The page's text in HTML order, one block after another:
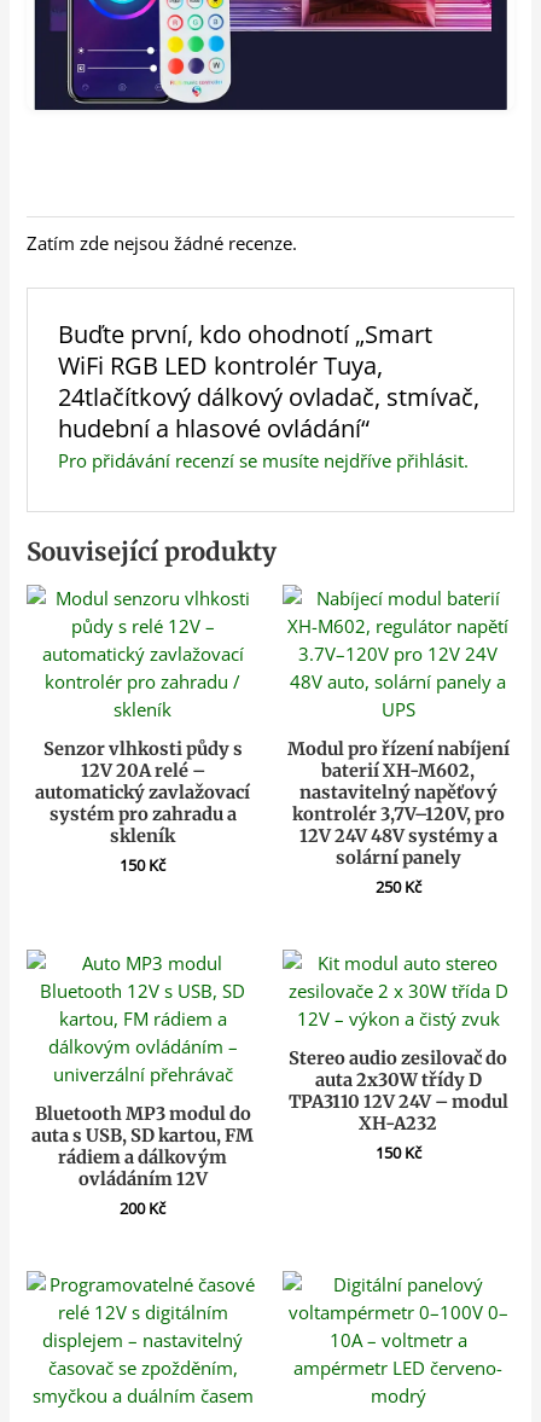
Zatím zde nejsou žádné recenze.
Buďte první, kdo ohodnotí „Smart
WiFi RGB LED kontrolér Tuya,
24tlačítkový dálkový ovladač, stmívač,
hudební a hlasové ovládání“
Pro přidávání recenzí se musíte nejdříve přihlásit.
Související produkty
Senzor vlhkosti půdy s
12V 20A relé –
automatický zavlažovací
systém pro zahradu a
skleník
150Kč
Modul pro řízení nabíjení
baterií XH-M602,
nastavitelný napěťový
kontrolér 3,7V–120V, pro
12V 24V 48V systémy a
solární panely
250Kč
Bluetooth MP3 modul do
auta s USB, SD kartou, FM
rádiem a dálkovým
ovládáním 12V
200Kč
Stereo audio zesilovač do
auta 2x30W třídy D
TPA3110 12V 24V – modul
XH-A232
150Kč